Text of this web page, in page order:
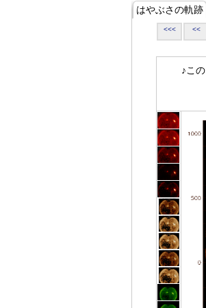
はやぶさの軌跡
<<< <<
♪この